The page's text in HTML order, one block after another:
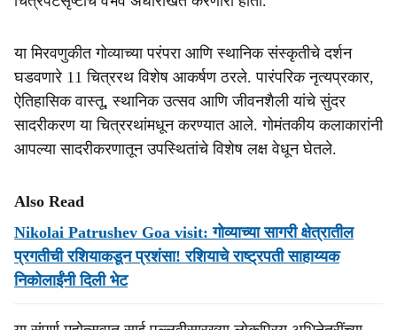
या मिरवणुकीत गोव्याच्या परंपरा आणि स्थानिक संस्कृतीचे दर्शन
घडवणारे 11 चित्ररथ विशेष आकर्षण ठरले. पारंपरिक नृत्यप्रकार,
ऐतिहासिक वास्तू, स्थानिक उत्सव आणि जीवनशैली यांचे सुंदर
सादरीकरण या चित्ररथांमधून करण्यात आले. गोमंतकीय कलाकारांनी
आपल्या सादरीकरणातून उपस्थितांचे विशेष लक्ष वेधून घेतले.
Also Read
Nikolai Patrushev Goa visit: गोव्याच्या सागरी क्षेत्रातील
प्रगतीची रशियाकडून प्रशंसा! रशियाचे राष्ट्रपती साहाय्यक
निकोलाईंनी दिली भेट